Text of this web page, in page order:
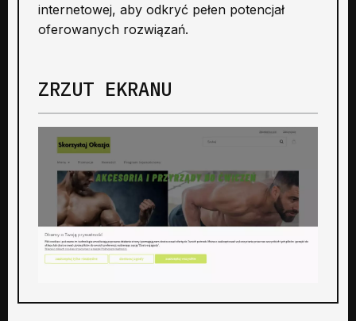
internetowej, aby odkryć pełen potencjał
oferowanych rozwiązań.
ZRZUT EKRANU